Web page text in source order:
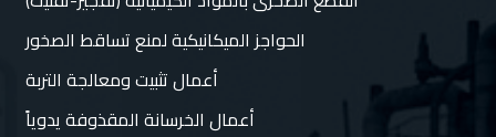
الحواجز الميكانيكية لمنع تساقط الصخور
أعمال تثبيت ومعالجة التربة
أعمال الخرسانة المقذوفة يدوياً